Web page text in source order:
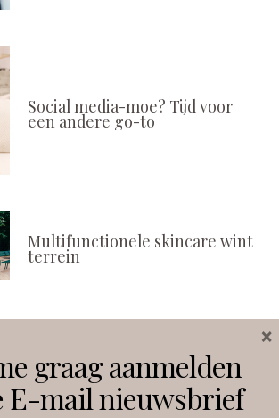
Social media-moe? Tijd voor
een andere go-to
Multifunctionele skincare wint
terrein
Facebook
graag aanmelden
E-mail nieuwsbrief
×